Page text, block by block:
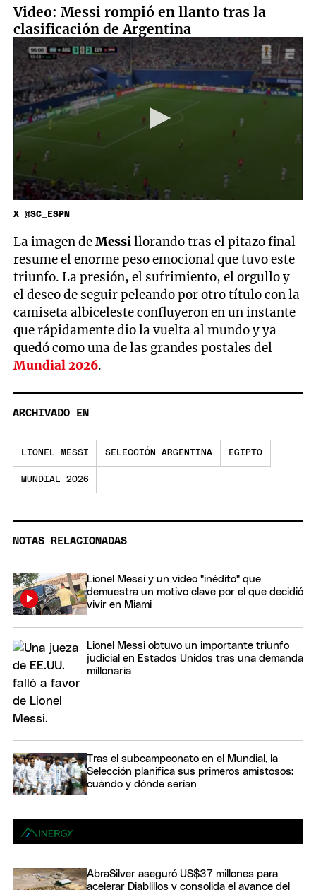
Video: Messi rompió en llanto tras la
clasificación de Argentina
X @SC_ESPN
La imagen deMessillorando tras el pitazo final
resume el enorme peso emocional que tuvo este
triunfo. La presión, el sufrimiento, el orgullo y
el deseo de seguir peleando por otro título con la
camiseta albiceleste confluyeron en un instante
que rápidamente dio la vuelta al mundo y ya
quedó como una de las grandes postales del
Mundial 2026.
ARCHIVADO EN
LIONEL MESSI SELECCIÓN ARGENTINA EGIPTO
MUNDIAL 2026
NOTAS RELACIONADAS
Lionel Messi y un video "inédito" que
demuestra un motivo clave por el que decidió
vivir en Miami
Lionel Messi obtuvo un importante triunfo
judicial en Estados Unidos tras una demanda
millonaria
Tras el subcampeonato en el Mundial, la
Selección planifica sus primeros amistosos:
cuándo y dónde serían
AbraSilver aseguró US$37 millones para
acelerar Diablillos y consolida el avance del